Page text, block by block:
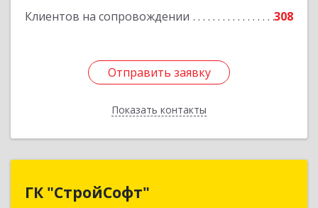
Клиентов на сопровождении 308
Отправить заявку
Показать контакты
Подробнее
Отправить заявку
Назад
ГК "СтройСофт"